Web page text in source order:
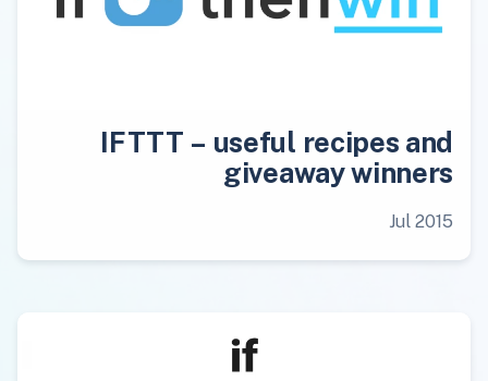
IFTTT – useful recipes and
giveaway winners
Jul 2015